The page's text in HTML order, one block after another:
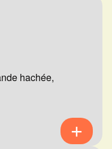
hachée,